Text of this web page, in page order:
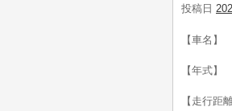
投稿日
【車名】
【年式】
【走行距